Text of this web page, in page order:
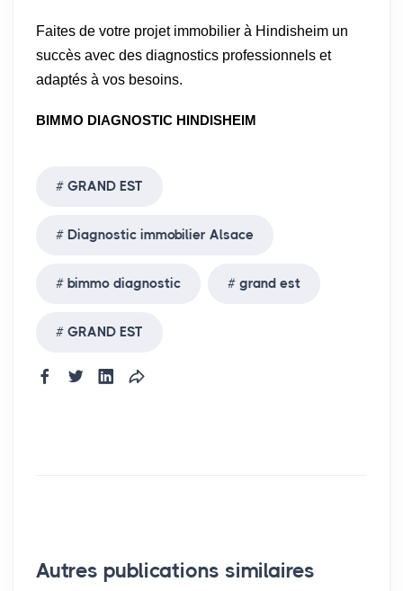
Faites de votre projet immobilier à Hindisheim un
succès avec des diagnostics professionnels et
adaptés à vos besoins.
BIMMO DIAGNOSTIC HINDISHEIM
GRAND EST
Diagnostic immobilier Alsace
bimmo diagnostic grand est
GRAND EST
Autres publications similaires